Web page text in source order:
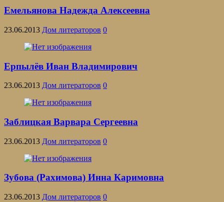
Емельянова Надежда Алексеевна
23.06.2013 Дом литераторов 0
Ерпылёв Иван Владимирович
23.06.2013 Дом литераторов 0
Заблицкая Варвара Сергеевна
23.06.2013 Дом литераторов 0
Зубова (Рахимова) Инна Каримовна
23.06.2013 Дом литераторов 0